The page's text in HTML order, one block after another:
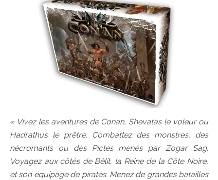
« Vivez les aventures de Conan, Shevatas le voleur ou
Hadrathus le prêtre. Combattez des monstres, des
nécromants ou des Pictes menés par Zogar Sag.
Voyagez aux côtés de Bêlit, la Reine de la Côte Noire,
et son équipage de pirates. Menez de grandes batailles